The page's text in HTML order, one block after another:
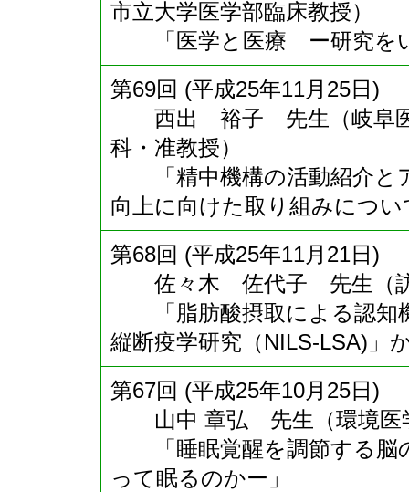
市立大学医学部臨床教授）
「医学と医療 ー研究をい
第69回 (平成25年11月25日)
西出 裕子 先生（岐阜医
科・准教授）
「精中機構の活動紹介と
向上に向けた取り組みについ
第68回 (平成25年11月21日)
佐々木 佐代子 先生（訪
「脂肪酸摂取による認知
縦断疫学研究（NILS-LSA)」
第67回 (平成25年10月25日)
山中 章弘 先生（環境医
「睡眠覚醒を調節する脳
って眠るのかー」